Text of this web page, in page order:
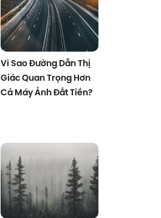
Vì Sao Đường Dẫn Thị
Giác Quan Trọng Hơn
Cả Máy Ảnh Đắt Tiền?